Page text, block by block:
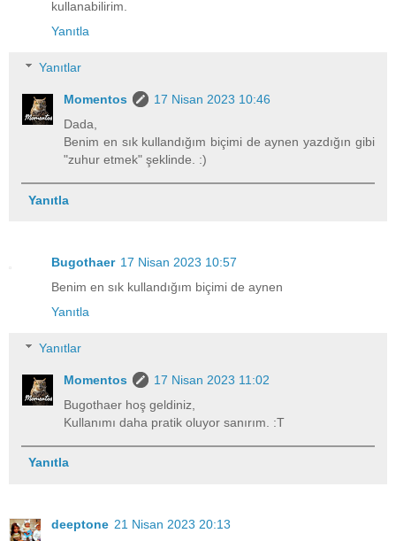
kullanabilirim.
Yanıtla
Yanıtlar
Momentos
17 Nisan 2023 10:46
Dada,
Benim en sık kullandığım biçimi de aynen yazdığın gibi
"zuhur etmek" şeklinde. :)
Yanıtla
Bugothaer 17 Nisan 2023 10:57
Benim en sık kullandığım biçimi de aynen
Yanıtla
Yanıtlar
Momentos
17 Nisan 2023 11:02
Bugothaer hoş geldiniz,
Kullanımı daha pratik oluyor sanırım. :T
Yanıtla
deeptone 21 Nisan 2023 20:13